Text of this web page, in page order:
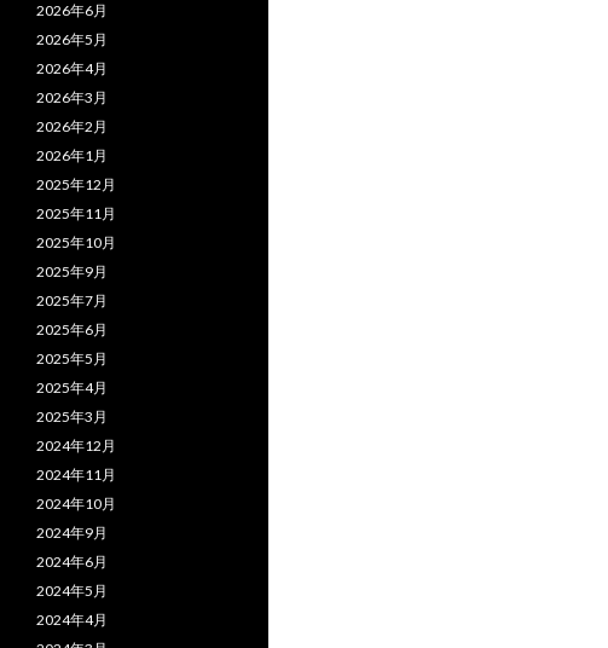
2026年6月
2026年5月
2026年4月
2026年3月
2026年2月
2026年1月
2025年12月
2025年11月
2025年10月
2025年9月
2025年7月
2025年6月
2025年5月
2025年4月
2025年3月
2024年12月
2024年11月
2024年10月
2024年9月
2024年6月
2024年5月
2024年4月